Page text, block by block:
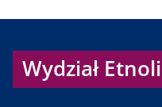
Wydział